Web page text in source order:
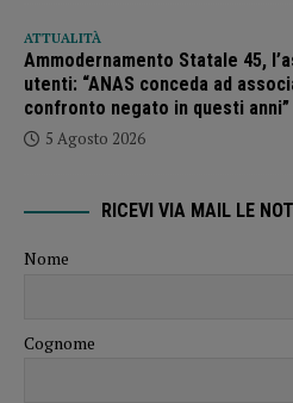
ATTUALITÀ
Ammodernamento Statale 45,
utenti: “ANAS conceda ad
confronto negato in questi anni”
5 Agosto 2026
RICEVI VIA MAIL LE
Nome
Cognome